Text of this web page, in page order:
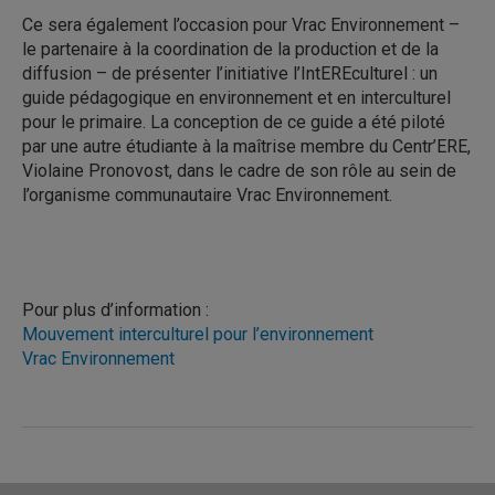
Ce sera également l’occasion pour Vrac Environnement –
le partenaire à la coordination de la production et de la
diffusion – de présenter l’initiative l’IntEREculturel : un
guide pédagogique en environnement et en interculturel
pour le primaire. La conception de ce guide a été piloté
par une autre étudiante à la maîtrise membre du Centr’ERE,
Violaine Pronovost, dans le cadre de son rôle au sein de
l’organisme communautaire Vrac Environnement.
Pour plus d’information :
Mouvement interculturel pour l’environnement
Vrac Environnement